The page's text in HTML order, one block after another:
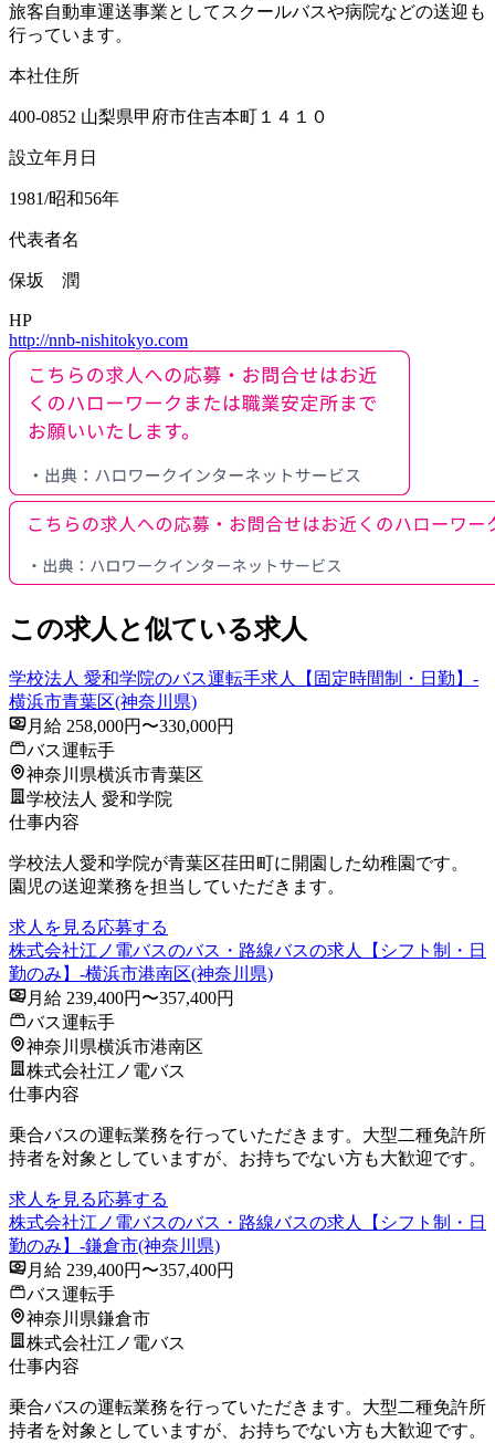
旅客自動車運送事業としてスクールバスや病院などの送迎も
行っています。
本社住所
400-0852 山梨県甲府市住吉本町１４１０
設立年月日
1981/昭和56年
代表者名
保坂 潤
HP
http://nnb-nishitokyo.com
この求人と似ている求人
学校法人 愛和学院のバス運転手求人【固定時間制・日勤】-
横浜市青葉区(神奈川県)
月給 258,000円〜330,000円
バス運転手
神奈川県横浜市青葉区
学校法人 愛和学院
仕事内容
学校法人愛和学院が青葉区荏田町に開園した幼稚園です。
園児の送迎業務を担当していただきます。
求人を見る応募する
株式会社江ノ電バスのバス・路線バスの求人【シフト制・日
勤のみ】-横浜市港南区(神奈川県)
月給 239,400円〜357,400円
バス運転手
神奈川県横浜市港南区
株式会社江ノ電バス
仕事内容
乗合バスの運転業務を行っていただきます。大型二種免許所
持者を対象としていますが、お持ちでない方も大歓迎です。
求人を見る応募する
株式会社江ノ電バスのバス・路線バスの求人【シフト制・日
勤のみ】-鎌倉市(神奈川県)
月給 239,400円〜357,400円
バス運転手
神奈川県鎌倉市
株式会社江ノ電バス
仕事内容
乗合バスの運転業務を行っていただきます。大型二種免許所
持者を対象としていますが、お持ちでない方も大歓迎です。